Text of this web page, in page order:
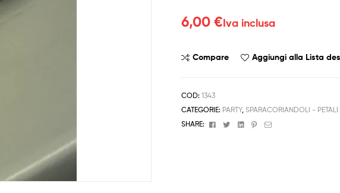
6,00€Iva inclusa
Compare Aggiungi alla Lista
COD:1343
CATEGORIE: PARTY,SPARACORIANDOLI - PETALI
SHARE:
FacebookTwitterLinkedinPinterest
Email